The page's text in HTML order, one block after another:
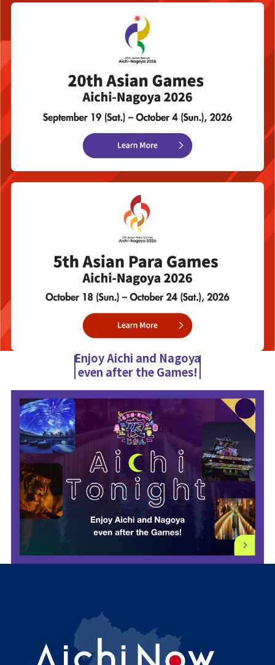
Enjoy Aichi and Nagoya
even after the Games!